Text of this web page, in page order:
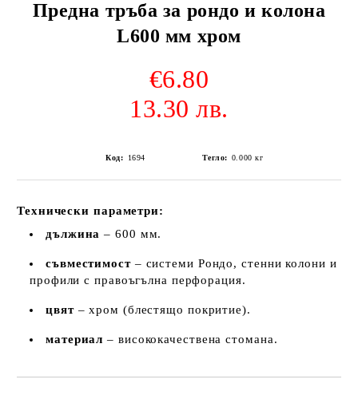
Предна тръба за рондо и колона
L600 мм хром
€6.80
13.30 лв.
Код: 1694 Тегло: 0.000 кг
Технически параметри:
дължина – 600 мм.
съвместимост– системи Рондо, стенни колони и
профили с правоъгълна перфорация.
цвят– хром (блестящо покритие).
материал – висококачествена стомана.